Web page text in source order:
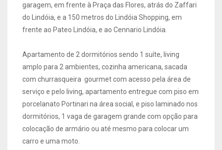
garagem, em frente à Praça das Flores, atrás do Zaffari
do Lindóia, e a 150 metros do Lindóia Shopping, em
frente ao Pateo Lindóia, e ao Cennario Lindóia.
Apartamento de 2 dormitórios sendo 1 suíte, living
amplo para 2 ambientes, cozinha americana, sacada
com churrasqueira gourmet com acesso pela área de
serviço e pelo living, apartamento entregue com piso em
porcelanato Portinari na área social, e piso laminado nos
dormitórios, 1 vaga de garagem grande com opção para
colocação de armário ou até mesmo para colocar um
carro e uma moto.